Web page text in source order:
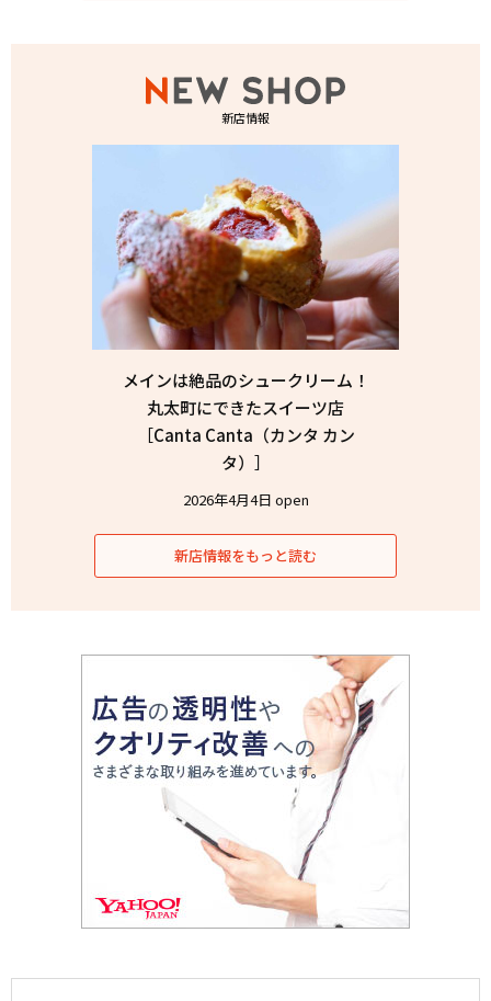
新店情報
メインは絶品のシュークリーム！
丸太町にできたスイーツ店
［Canta Canta（カンタ カン
タ）］
2026年4月4日 open
新店情報をもっと読む